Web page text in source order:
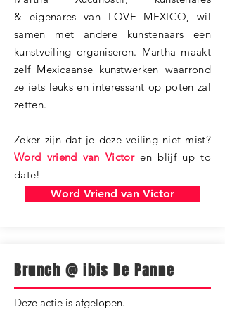
& eigenares van LOVE MEXICO, wil
samen met andere kunstenaars een
kunstveiling organiseren. Martha maakt
zelf Mexicaanse kunstwerken waarrond
ze iets leuks en interessant op poten zal
zetten.
Zeker zijn dat je deze veiling niet mist?
Word vriend van Victor en blijf up to
date!
Word Vriend van Victor
Brunch @ ibis De Panne
​Deze actie is afgelopen.